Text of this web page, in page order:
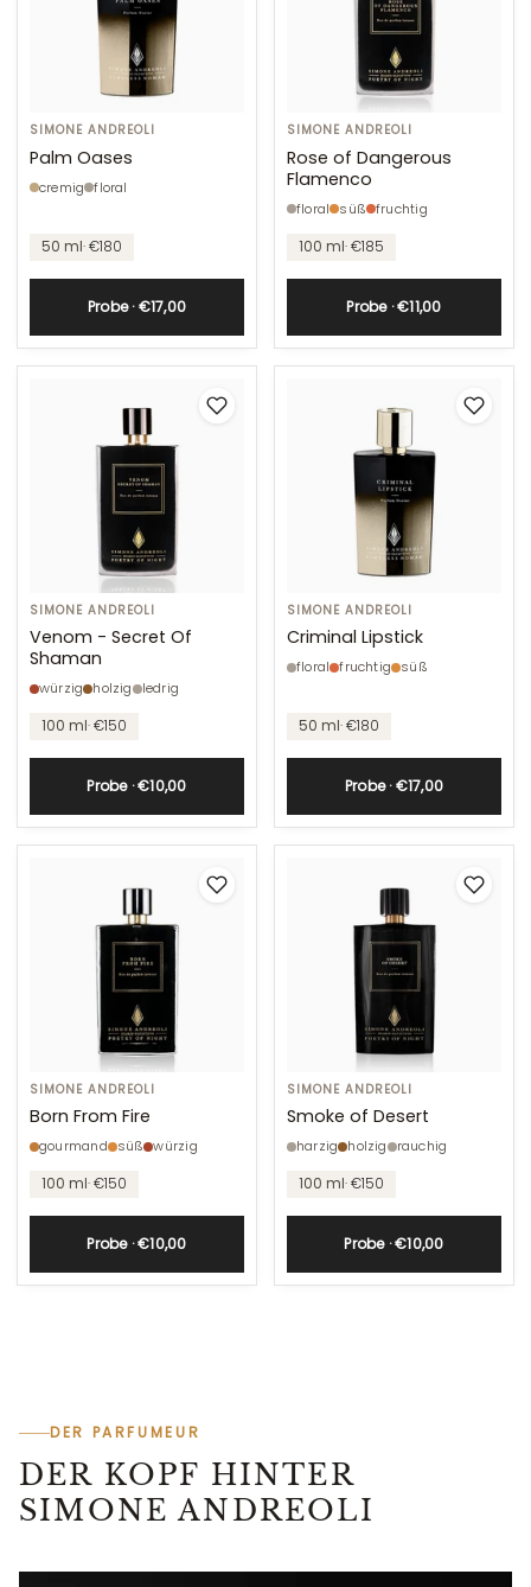
Palm
Oases
SIMONE ANDREOLI
Palm Oases
cremig floral
50 ml· €180
Probe · €17,00
Rose
of
Dangerous
Flamenco
SIMONE ANDREOLI
Rose of Dangerous
Flamenco
floral süß fruchtig
100 ml· €185
Probe · €11,00
Venom
-
Secret
Of
SIMONE ANDREOLI
Venom - Secret Of
Shaman
würzig holzig
ledrig
100 ml· €150
Probe · €10,00
Criminal
Lipstick
SIMONE ANDREOLI
Criminal Lipstick
floral fruchtig süß
50 ml· €180
Probe · €17,00
Born
From
Fire
SIMONE ANDREOLI
Born From Fire
gourmand süß würzig
100 ml· €150
Probe · €10,00
Smoke
of
Desert
SIMONE ANDREOLI
Smoke of Desert
harzig holzig
rauchig
100 ml· €150
Probe · €10,00
DER PARFUMEUR
DER KOPF HINTER
SIMONE ANDREOLI